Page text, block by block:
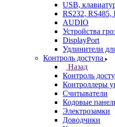
USB,
RS232, RS485,
AUDIO
Устройства
DisplayPort
Удлинители
Контроль доступа
Назад
Контроль
Контроллеры
Считыватели
Кодовые
Электрозамки
Доводчики